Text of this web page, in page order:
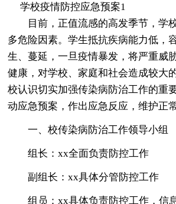
学校疫情防控应急预案1
目前，正值流感的高发季节，学
多危险因素。学生抵抗疾病能力低，
生、蔓延，一旦疫情暴发，将严重威
健康，对学校、家庭和社会造成较大
校认识切实加强传染病防治工作的重
动应急预案，作出应急反应，维护正
一、校传染病防治工作领导小组
组长：xx全面负责防控工作
副组长：xx具体分管防控工作
组员：xx具体负责防控工作，信